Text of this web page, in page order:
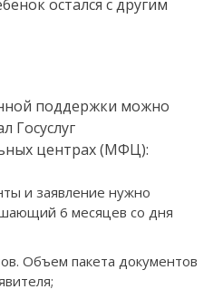
остался с другим
поддержки можно
Госуслуг
центрах (МФЦ):
и заявление нужно
6 месяцев со дня
Объем пакета документов